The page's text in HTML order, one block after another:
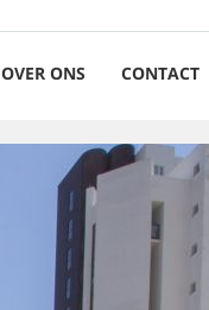
OVER ONS CONTACT